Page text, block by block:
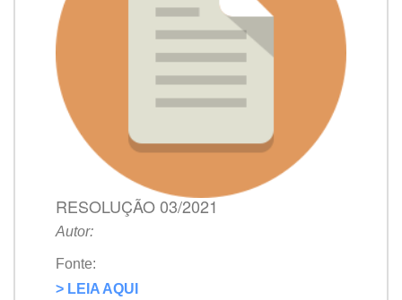
RESOLUÇÃO 03/2021
Autor:
Fonte:
> LEIA AQUI